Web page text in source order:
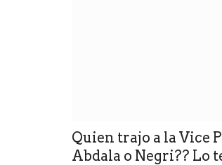
Quien trajo a la Vice
Abdala o Negri?? Lo